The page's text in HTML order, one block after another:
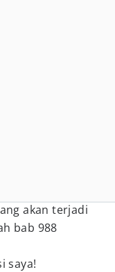
akan terjadi
bab 988
saya!